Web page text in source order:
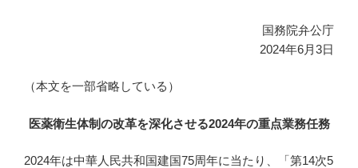
国務院弁公庁
2024年6月3日
（本文を一部省略している）
医薬衛生体制の改革を深化させる2024年の重点業務任務
2024年は中華人民共和国建国75周年に当たり、「第14次5